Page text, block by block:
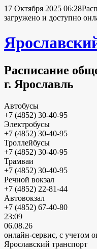
17 Октября 2025 06:28
загружено и доступно
Расписание
г. Ярославль
Автобусы
+7 (4852) 30-40-95
Электробусы
+7 (4852) 30-40-95
Троллейбусы
+7 (4852) 30-40-95
Трамваи
+7 (4852) 30-40-95
Речной вокзал
+7 (4852) 22-81-44
Автовокзал
+7 (4852) 67-40-80
23:09
06.08.26
онлайн-сервис, с учетом
Ярославский транспорт